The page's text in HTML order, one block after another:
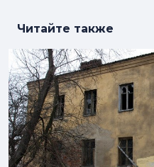
Читайте также